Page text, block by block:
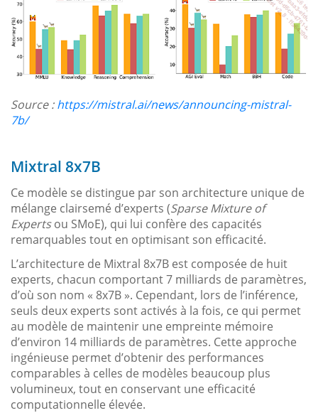
Source :https://mistral.ai/news/announcing-mistral-
7b/
Mixtral 8x7B
Ce modèle se distingue par son architecture unique de
mélange clairsemé d’experts (Sparse Mixture of
Expertsou SMoE), qui lui confère des capacités
remarquables tout en optimisant son efficacité.
L’architecture de Mixtral 8x7B est composée de huit
experts, chacun comportant 7 milliards de paramètres,
d’où son nom « 8x7B ». Cependant, lors de l’inférence,
seuls deux experts sont activés à la fois, ce qui permet
au modèle de maintenir une empreinte mémoire
d’environ 14 milliards de paramètres. Cette approche
ingénieuse permet d’obtenir des performances
comparables à celles de modèles beaucoup plus
volumineux, tout en conservant une efficacité
computationnelle élevée.